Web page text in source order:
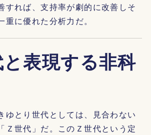
すれば、支持率が劇的に改善しそ
重に優れた分析力だ。
と表現する非科
ゆとり世代としては、見合わない
Ｚ世代」だ。このＺ世代という定